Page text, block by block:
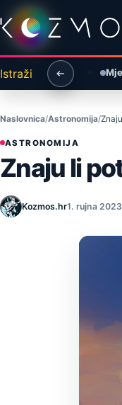
Preskoči na sadržaj
Istraži
Naslovnica Astronomija
ASTRONOMIJA
Znaju li
Kozmos.hr1. rujna